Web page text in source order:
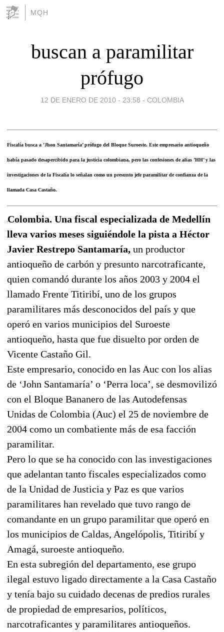
MQH
buscan a paramilitar
prófugo
12 DE ENERO DE 2010 - 23:58 - COLOMBIA
Fiscalía busca a ’Jhon Santamaría’ prófugo del Bloque Suroeste. Este empresario antioqueño
había pasado desapercibido para la justicia colombiana, pero las confesiones de alias ’HH’ y las
investigaciones de la Fiscalía lo señalan como un presunto jefe paramilitar de confianza de la
llamada Casa Castaño.
Colombia. Una fiscal especializada de Medellín
lleva varios meses siguiéndole la pista a Héctor
Javier Restrepo Santamaría, un productor
antioqueño de carbón y presunto narcotraficante,
quien comandó durante los años 2003 y 2004 el
llamado Frente Titiribí, uno de los grupos
paramilitares más desconocidos del país y que
operó en varios municipios del Suroeste
antioqueño, hasta que fue disuelto por orden de
Vicente Castaño Gil.
Este empresario, conocido en las Auc con los alias
de ‘John Santamaría’ o ‘Perra loca’, se desmovilizó
con el Bloque Bananero de las Autodefensas
Unidas de Colombia (Auc) el 25 de noviembre de
2004 como un combatiente más de esa facción
paramilitar.
Pero lo que se ha conocido con las investigaciones
que adelantan tanto fiscales especializados como
de la Unidad de Justicia y Paz es que varios
paramilitares han revelado que tuvo rango de
comandante en un grupo paramilitar que operó en
los municipios de Caldas, Angelópolis, Titiribí y
Amagá, suroeste antioqueño.
En esta subregión del departamento, ese grupo
ilegal estuvo ligado directamente a la Casa Castaño
y tenía bajo su cuidado decenas de predios rurales
de propiedad de empresarios, políticos,
narcotraficantes y paramilitares antioqueños.